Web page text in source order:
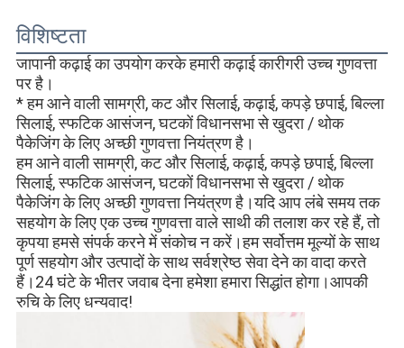
विशिष्टता
जापानी कढ़ाई का उपयोग करके हमारी कढ़ाई कारीगरी उच्च गुणवत्ता
पर है।
* हम आने वाली सामग्री, कट और सिलाई, कढ़ाई, कपड़े छपाई, बिल्ला
सिलाई, स्फटिक आसंजन, घटकों विधानसभा से खुदरा / थोक
पैकेजिंग के लिए अच्छी गुणवत्ता नियंत्रण है।
हम आने वाली सामग्री, कट और सिलाई, कढ़ाई, कपड़े छपाई, बिल्ला
सिलाई, स्फटिक आसंजन, घटकों विधानसभा से खुदरा / थोक
पैकेजिंग के लिए अच्छी गुणवत्ता नियंत्रण है।यदि आप लंबे समय तक
सहयोग के लिए एक उच्च गुणवत्ता वाले साथी की तलाश कर रहे हैं, तो
कृपया हमसे संपर्क करने में संकोच न करें।हम सर्वोत्तम मूल्यों के साथ
पूर्ण सहयोग और उत्पादों के साथ सर्वश्रेष्ठ सेवा देने का वादा करते
हैं।24 घंटे के भीतर जवाब देना हमेशा हमारा सिद्धांत होगा।आपकी
रुचि के लिए धन्यवाद!